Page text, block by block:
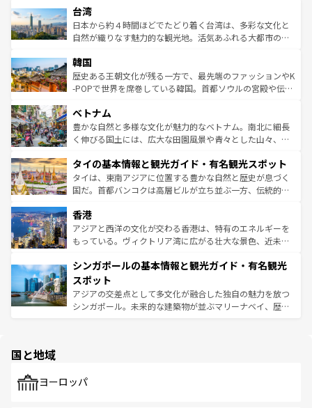
人々、おいしいローカルフードやハワイアンミュージッ
ク、伝統的なフラダンスなど、すべてがハワイの魅力を彩
っている。訪れるたびに新しい発見と感動が待っているハ
はコンテンツ一覧
リアリーフや大陸中央部にそびえるウルル（エアーズロッ
ク）、タスマニアの美しい原生林やケアンズの熱帯雨林な
ど、見どころがたくさん。また、カフェやワイン、オージ
いる。アクティビティも充実しており、サーフィンやダイ
ビング、ハイキングなど、アウトドア好きにはたまらな
い。オーストラリアの多彩な魅力を存分に味わいつくそ
参照してほしい。
台湾
日本から約４時間ほどでたどり着く台湾は、多彩な文化と
自然が織りなす魅力的な観光地。活気あふれる大都市の台
ン）、静ひつな山岳地帯である台湾東部など、都市の喧騒
と山間の静けさが共存しており、訪れる人に新しい発見と
驚きをもたらしてくれる。また、奥深い台湾の食文化も魅
容にもいいと評判のスイーツなど、バラエティ豊かな料理
が味わえる。 なお、新着の台湾情報は コンテンツ一覧を参
照してほしい。
韓国
歴史ある王朝文化が残る一方で、最先端のファッションやK
-POPで世界を席巻している韓国。首都ソウルの宮殿や伝統
き、地方に足を延ばせば四季折々の自然美を楽しむことが
できる。そして、キムチや焼肉、絶品のストリートフード
まで、さまざまな韓国料理が待っている。夜には、韓国な
リティに包まれながら、韓国の多彩な魅力を心ゆくまで味
わってみてほしい。 なお、新着の韓国情報はコンテンツ一
覧を参照してほしい。
ベトナム
豊かな自然と多様な文化が魅力的なベトナム。南北に細長
く伸びる国土には、広大な田園風景や青々とした山々、世
急速な発展と共に伝統が息づく。ハノイの古い町並みやホ
ーチミン市のフランス統治時代の建物も、独特の雰囲気を
醸し出している。また、バラエティの豊かさとおいしさで
とつ。フォーやバインミー、ベトナムコーヒーなどは、ぜ
ひ現地で味わいたい。どの地域を訪れてもあたたかい人々
が旅行者を迎えてくれるので、きっと忘れられない旅にな
参照してほしい。
タイの基本情報と観光ガイド・有名観光スポット
タイは、東南アジアに位置する豊かな自然と歴史が息づく
国だ。首都バンコクは高層ビルが立ち並ぶ一方、伝統的な
の活気が交差している。北部ではチェンマイなどの山岳地
帯で自然と触れ合い、南部ではプーケットやクラビの美し
いビーチでリゾート気分を楽しむことができる。タイ料理
激する。気候は一年中温暖で、どの季節にも異なる楽しみ
が待っている。親しみやすいタイの人々、仏教を中心とし
た文化、そして多様な観光資源が、訪れる旅人を魅了し続
ける。 なお、新着のタイ情報はコンテンツ一覧を参照して
香港
アジアと西洋の文化が交わる香港は、特有のエネルギーを
もっている。ヴィクトリア湾に広がる壮大な景色、近未来
み、どこを訪れても感動するはず。観光スポットが密集し
ており、効率よく見どころを回れるのも魅力。息をのむよ
うな絶景から文化的な体験まで、香港を存分に楽しみ尽く
そう。 なお、新着の香港情報はコンテンツ一覧を参照して
シンガポールの基本情報と観光ガイド・有名観光
スポット
アジアの交差点として多文化が融合した独自の魅力を放つ
シンガポール。未来的な建築物が並ぶマリーナベイ、歴史
で、ホーカーズは地元の風情を楽しめる外せないスポット
国と地域
ヨーロッパ